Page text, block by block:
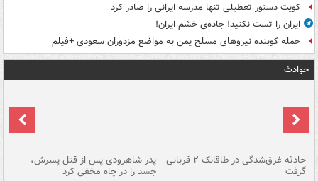
کویت دستور تعطیلی تنها مدرسه ایرانی را صادر کرد
ایران را تست نکنید! جاده‌ی خشم ایران!
حمله کوبنده نیروهای مسلح یمن به مواضع مزدوران سعودی +فیلم
حوادث
حادثه غرق‌شدگی در طاقانک ۲ قربانی
گرفت
پدر شاهرودی پس از قتل پسرش،
جسد را در چاه مخفی کرد